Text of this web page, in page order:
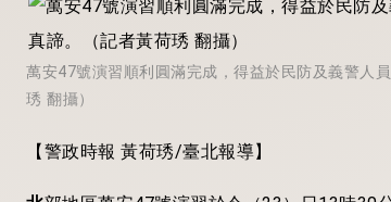
萬安47號演習順利圓滿完成，得益於民防及義警人
琇 翻攝）
【警政時報 黃荷琇/臺北報導】